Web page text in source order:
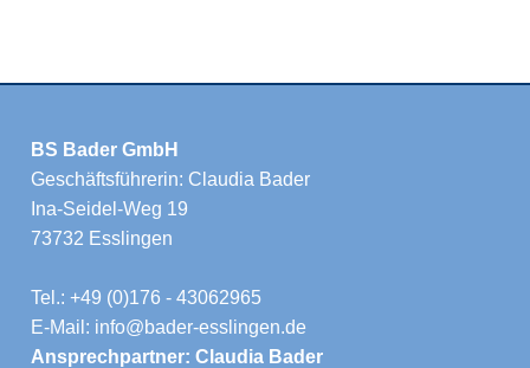
BS Bader GmbH
Geschäftsführerin: Claudia Bader
Ina-Seidel-Weg 19
73732 Esslingen
Tel.: +49 (0)176 - 43062965
E-Mail: info@bader-esslingen.de
Ansprechpartner: Claudia Bader